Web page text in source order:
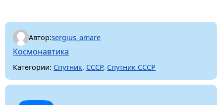
Автор:sergius_amare
Космонавтика
Категории: Спутник, СССР, Спутник СССР